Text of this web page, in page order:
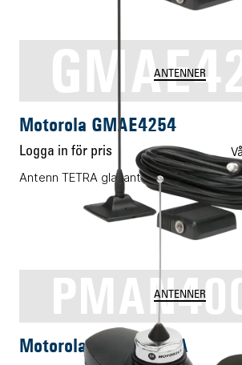
ANTENNER
Motorola GMAE4254
Logga in för pris
Antenn TETRA glasantenn 410-430 MHz
ANTENNER
Motorola PMAN4008A